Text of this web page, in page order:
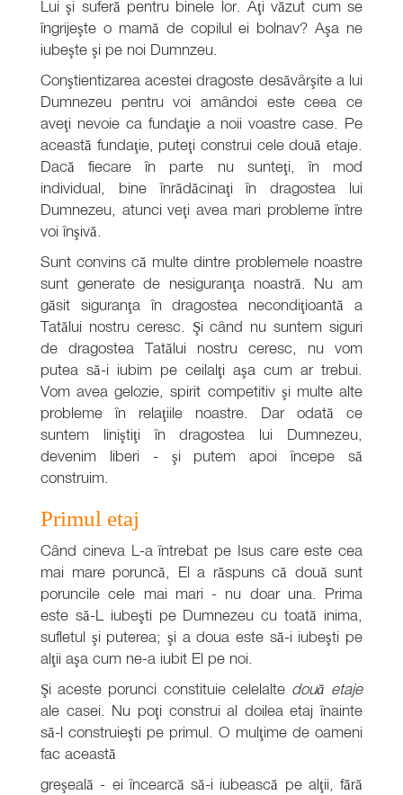
Lui şi suferă pentru binele lor. Aţi văzut cum se
îngrijeşte o mamă de copilul ei bolnav? Aşa ne
iubeşte şi pe noi Dumnzeu.
Conştientizarea acestei dragoste desăvârşite a lui
Dumnezeu pentru voi amândoi este ceea ce
aveţi nevoie ca fundaţie a noii voastre case. Pe
această fundaţie, puteţi construi cele două etaje.
Dacă fiecare în parte nu sunteţi, în mod
individual, bine înrădăcinaţi în dragostea lui
Dumnezeu, atunci veţi avea mari probleme între
voi înşivă.
Sunt convins că multe dintre problemele noastre
sunt generate de nesiguranţa noastră. Nu am
găsit siguranţa în dragostea necondiţioantă a
Tatălui nostru ceresc. Şi când nu suntem siguri
de dragostea Tatălui nostru ceresc, nu vom
putea să-i iubim pe ceilalţi aşa cum ar trebui.
Vom avea gelozie, spirit competitiv şi multe alte
probleme în relaţiile noastre. Dar odată ce
suntem liniştiţi în dragostea lui Dumnezeu,
devenim liberi - şi putem apoi începe să
construim.
Primul etaj
Când cineva L-a întrebat pe Isus care este cea
mai mare poruncă, El a răspuns că două sunt
poruncile cele mai mari - nu doar una. Prima
este să-L iubeşti pe Dumnezeu cu toată inima,
sufletul şi puterea; şi a doua este să-i iubeşti pe
alţii aşa cum ne-a iubit El pe noi.
Şi aceste porunci constituie celelalte două etaje
ale casei. Nu poţi construi al doilea etaj înainte
să-l construieşti pe primul. O mulţime de oameni
fac această
greşeală - ei încearcă să-i iubească pe alţii, fără